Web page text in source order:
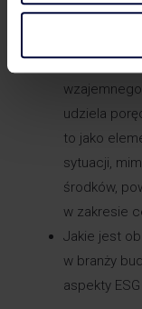
W naszej
udziela
to jako
sytuacji,
środków,
w zakresie
Jakie jest
w branży
aspekty